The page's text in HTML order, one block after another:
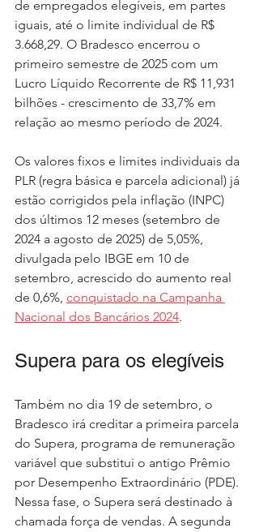
de empregados elegíveis, em partes
iguais, até o limite individual de R$
3.668,29. O Bradesco encerrou o
primeiro semestre de 2025 com um
Lucro Líquido Recorrente de R$ 11,931
bilhões - crescimento de 33,7% em
relação ao mesmo período de 2024.
Os valores fixos e limites individuais da
PLR (regra básica e parcela adicional) já
estão corrigidos pela inflação (INPC)
dos últimos 12 meses (setembro de
2024 a agosto de 2025) de 5,05%,
divulgada pelo IBGE em 10 de
setembro, acrescido do aumento real
de 0,6%, conquistado na Campanha
Nacional dos Bancários 2024.
Supera para os elegíveis
Também no dia 19 de setembro, o
Bradesco irá creditar a primeira parcela
do Supera, programa de remuneração
variável que substitui o antigo Prêmio
por Desempenho Extraordinário (PDE).
Nessa fase, o Supera será destinado à
chamada força de vendas. A segunda